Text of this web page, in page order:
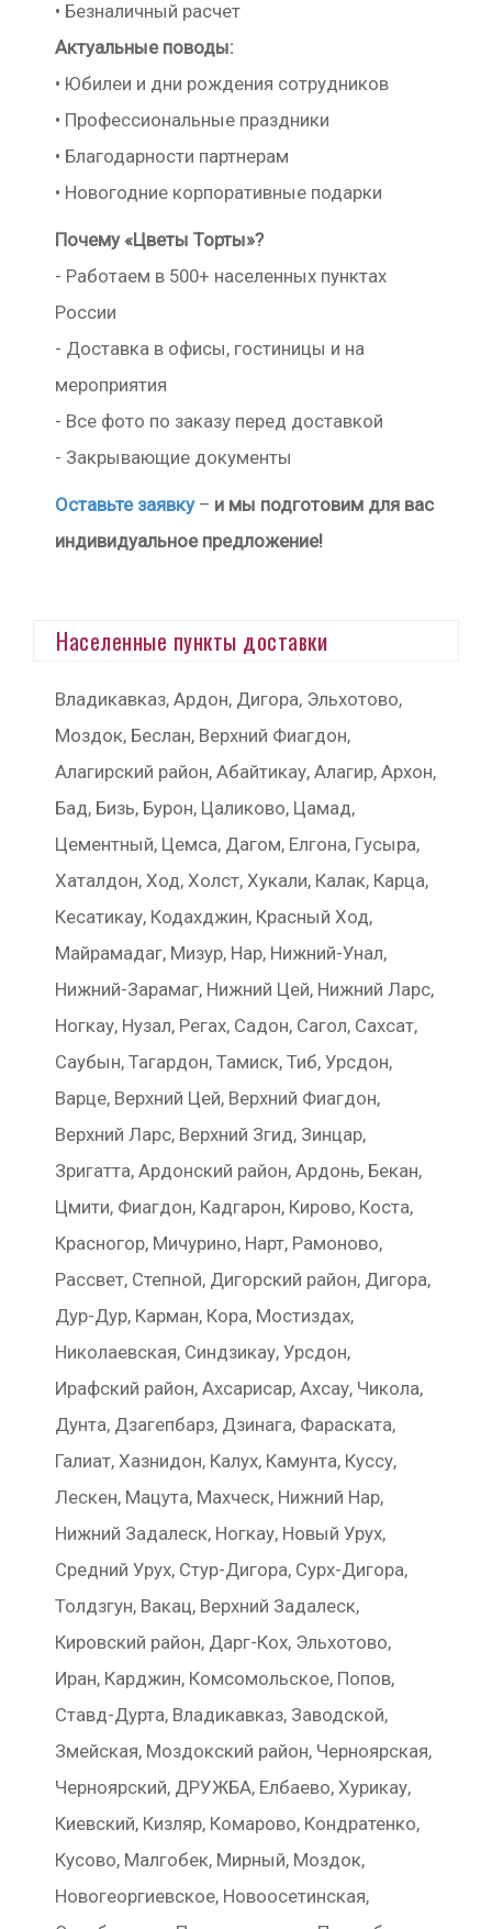
• Безналичный расчет
Актуальные поводы:
• Юбилеи и дни рождения сотрудников
• Профессиональные праздники
• Благодарности партнерам
• Новогодние корпоративные подарки
Почему «Цветы Торты»?
- Работаем в 500+ населенных пунктах
России
- Доставка в офисы, гостиницы и на
мероприятия
- Все фото по заказу перед доставкой
- Закрывающие документы
Оставьте заявку– и мы подготовим для вас
индивидуальное предложение!
Населенные пункты доставки
Владикавказ, Ардон, Дигора, Эльхотово,
Моздок, Беслан, Верхний Фиагдон,
Алагирский район, Абайтикау, Алагир, Архон,
Бад, Бизь, Бурон, Цаликово, Цамад,
Цементный, Цемса, Дагом, Елгона, Гусыра,
Хаталдон, Ход, Холст, Хукали, Калак, Карца,
Кесатикау, Кодахджин, Красный Ход,
Майрамадаг, Мизур, Нар, Нижний-Унал,
Нижний-Зарамаг, Нижний Цей, Нижний Ларс,
Ногкау, Нузал, Регах, Садон, Сагол, Сахсат,
Саубын, Тагардон, Тамиск, Тиб, Урсдон,
Варце, Верхний Цей, Верхний Фиагдон,
Верхний Ларс, Верхний Згид, Зинцар,
Зригатта, Ардонский район, Ардонь, Бекан,
Цмити, Фиагдон, Кадгарон, Кирово, Коста,
Красногор, Мичурино, Нарт, Рамоново,
Рассвет, Степной, Дигорский район, Дигора,
Дур-Дур, Карман, Кора, Мостиздах,
Николаевская, Синдзикау, Урсдон,
Ирафский район, Ахсарисар, Ахсау, Чикола,
Дунта, Дзагепбарз, Дзинага, Фараската,
Галиат, Хазнидон, Калух, Камунта, Куссу,
Лескен, Мацута, Махческ, Нижний Нар,
Нижний Задалеск, Ногкау, Новый Урух,
Средний Урух, Стур-Дигора, Сурх-Дигора,
Толдзгун, Вакац, Верхний Задалеск,
Кировский район, Дарг-Кох, Эльхотово,
Иран, Карджин, Комсомольское, Попов,
Ставд-Дурта, Владикавказ, Заводской,
Змейская, Моздокский район, Черноярская,
Черноярский, ДРУЖБА, Елбаево, Хурикау,
Киевский, Кизляр, Комарово, Кондратенко,
Кусово, Малгобек, Мирный, Моздок,
Новогеоргиевское, Новоосетинская,